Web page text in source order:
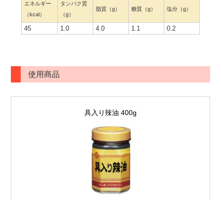
エネルギー
（kcal）
タンパク質
（g）
脂質（g） 糖質（g） 塩分（g）
45 1.0 4.0 1.1 0.2
使用商品
具入り辣油 400g